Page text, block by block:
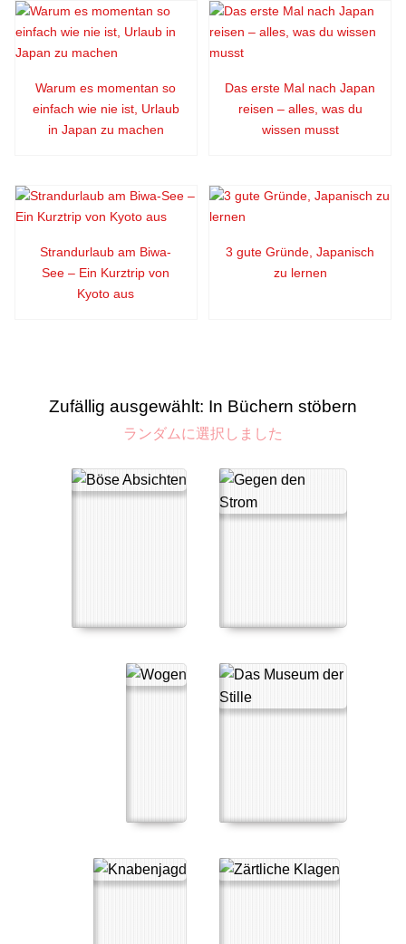
Warum es momentan so
einfach wie nie ist, Urlaub
in Japan zu machen
Das erste Mal nach Japan
reisen – alles, was du
wissen musst
Strandurlaub am Biwa-
See – Ein Kurztrip von
Kyoto aus
3 gute Gründe, Japanisch
zu lernen
Zufällig ausgewählt: In Büchern stöbern
ランダムに選択しました